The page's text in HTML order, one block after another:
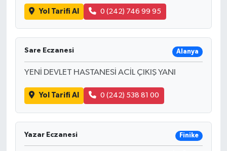
Yol Tarifi Al 0 (242) 746 99 95
Sare Eczanesi Alanya
YENİ DEVLET HASTANESİ ACİL ÇIKIŞ YANI
Yol Tarifi Al 0 (242) 538 81 00
Yazar Eczanesi Finike